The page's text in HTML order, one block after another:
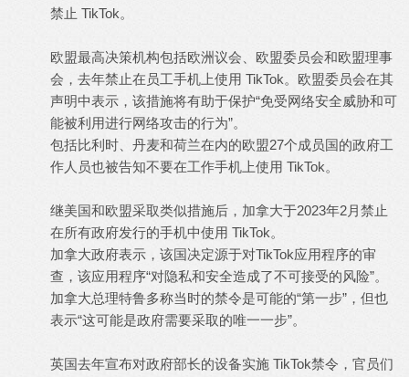
禁止 TikTok。
欧盟最高决策机构包括欧洲议会、欧盟委员会和欧盟理事
会，去年禁止在员工手机上使用 TikTok。欧盟委员会在其
声明中表示，该措施将有助于保护“免受网络安全威胁和可
能被利用进行网络攻击的行为”。
包括比利时、丹麦和荷兰在内的欧盟27个成员国的政府工
作人员也被告知不要在工作手机上使用 TikTok。
继美国和欧盟采取类似措施后，加拿大于2023年2月禁止
在所有政府发行的手机中使用 TikTok。
加拿大政府表示，该国决定源于对TikTok应用程序的审
查，该应用程序“对隐私和安全造成了不可接受的风险”。
加拿大总理特鲁多称当时的禁令是可能的“第一步”，但也
表示“这可能是政府需要采取的唯一一步”。
英国去年宣布对政府部长的设备实施 TikTok禁令，官员们